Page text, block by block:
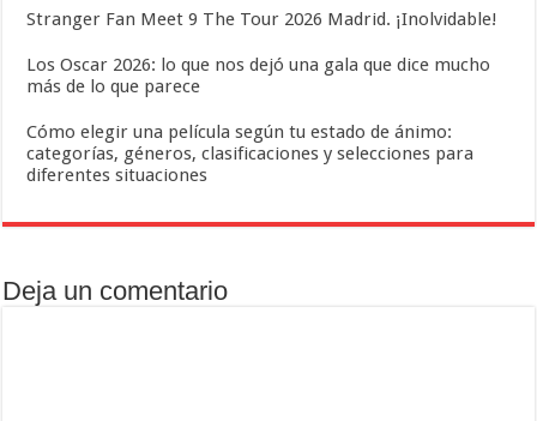
Stranger Fan Meet 9 The Tour 2026 Madrid. ¡Inolvidable!
Los Oscar 2026: lo que nos dejó una gala que dice mucho
más de lo que parece
Cómo elegir una película según tu estado de ánimo:
categorías, géneros, clasificaciones y selecciones para
diferentes situaciones
Deja un comentario